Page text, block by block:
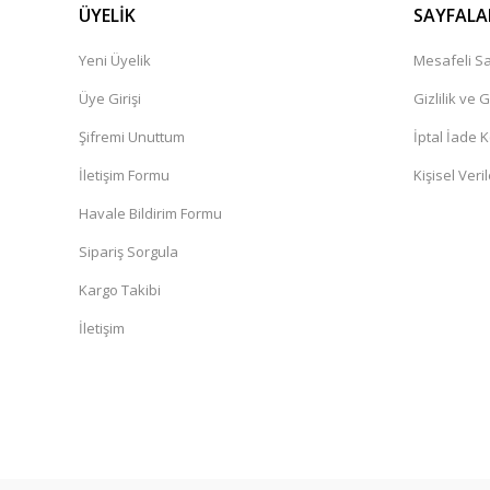
ÜYELİK
Yeni Üyelik
Üye Girişi
Şifremi Unuttum
İletişim Formu
Havale Bildirim Formu
Sipariş Sorgula
Kargo Takibi
İletişim
Mesafeli
Gizlilik ve
İptal İade
Kişisel